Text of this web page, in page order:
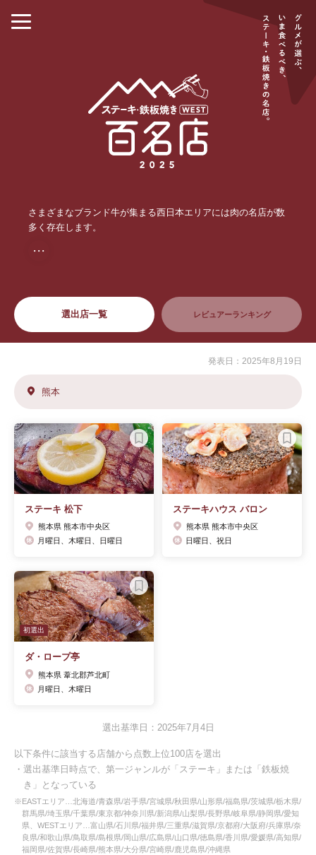
さまざまなブランド牛が集まる西日本エリアには肉の名店が数
多く存在します。
・・・
選出店一覧 レビュアーランキング
発表日：2025年8月19日
熊本
ステーキ 松下
熊本県 熊本市中央区
月曜日、木曜日、日曜日
ステーキハウス バロン
熊本県 熊本市中央区
日曜日、祝日
初選出
ダ・ロープ亭
熊本県 葦北郡芦北町
月曜日、木曜日
選出基準日：2025年7月4日
以下条件に該当する店舗から点数上位100店を選出
・選出基準日時点で、第一ジャンルが「ステーキ」または「鉄板焼
き」となっている
※EASTエリア…北海道/青森県/岩手県/宮城県/秋田県/山形県/福島県/茨城県/栃木県/
群馬県/埼玉県/千葉県/東京都/神奈川県/新潟県/山梨県/長野県/岐阜県/静岡県/愛知
県、WESTエリア…富山県/石川県/福井県/三重県/滋賀県/京都府/大阪府/兵庫県/奈
良県/和歌山県/鳥取県/島根県/岡山県/広島県/山口県/徳島県/香川県/愛媛県/高知県/
福岡県/佐賀県/長崎県/熊本県/大分県/宮崎県/鹿児島県/沖縄県